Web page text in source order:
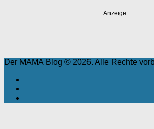
Anzeige
Der MAMA Blog © 2026. Alle Rechte